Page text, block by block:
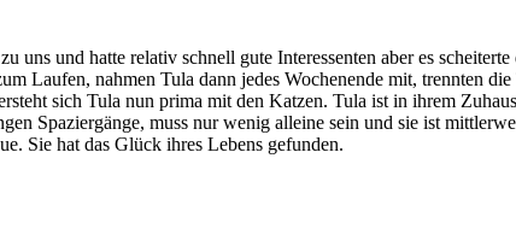
und hatte relativ schnell gute Interessenten aber es scheiterte
Laufen, nahmen Tula dann jedes Wochenende mit, trennten
sich Tula nun prima mit den Katzen. Tula ist in ihrem
Spaziergänge, muss nur wenig alleine sein und sie ist
Sie hat das Glück ihres Lebens gefunden.